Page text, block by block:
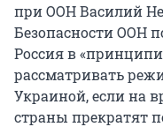
при ООН Василий
Безопасности ООН
Россия в
рассматривать
Украиной, если на
страны прекратят